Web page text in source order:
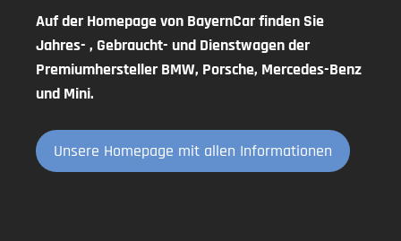
Auf der Homepage von BayernCar finden Sie
Jahres- , Gebraucht- und Dienstwagen der
Premiumhersteller BMW, Porsche, Mercedes-Benz
und Mini.
Unsere Homepage mit allen Informationen